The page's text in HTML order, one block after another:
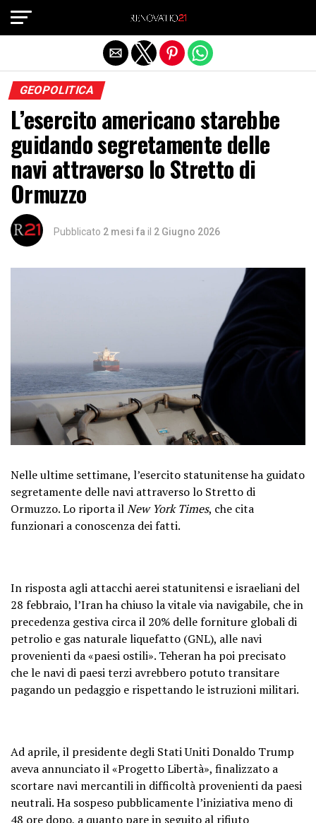
GEOPOLITICA
L’esercito americano starebbe
guidando segretamente delle
navi attraverso lo Stretto di
Ormuzzo
Pubblicato 2 mesi fa il 2 Giugno 2026
Nelle ultime settimane, l’esercito statunitense ha guidato
segretamente delle navi attraverso lo Stretto di
Ormuzzo. Lo riporta ilNew York Times, che cita
funzionari a conoscenza dei fatti.
In risposta agli attacchi aerei statunitensi e israeliani del
28 febbraio, l’Iran ha chiuso la vitale via navigabile, che in
precedenza gestiva circa il 20% delle forniture globali di
petrolio e gas naturale liquefatto (GNL), alle navi
provenienti da «paesi ostili». Teheran ha poi precisato
che le navi di paesi terzi avrebbero potuto transitare
pagando un pedaggio e rispettando le istruzioni militari.
Ad aprile, il presidente degli Stati Uniti Donaldo Trump
aveva annunciato il «Progetto Libertà», finalizzato a
scortare navi mercantili in difficoltà provenienti da paesi
neutrali. Ha sospeso pubblicamente l’iniziativa meno di
48 ore dopo, a quanto pare in seguito al rifiuto
Exit mobile version